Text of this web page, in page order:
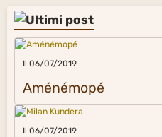
Il 06/07/2019
Aménémopé
Il 06/07/2019